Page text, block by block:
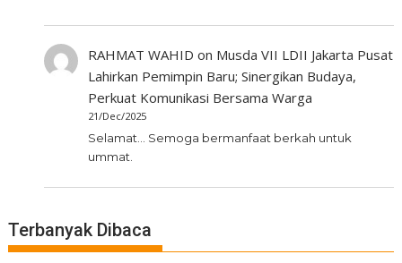
RAHMAT WAHID on Musda VII LDII Jakarta Pusat
Lahirkan Pemimpin Baru; Sinergikan Budaya,
Perkuat Komunikasi Bersama Warga
21/Dec/2025
Selamat... Semoga bermanfaat berkah untuk
ummat.
Terbanyak Dibaca